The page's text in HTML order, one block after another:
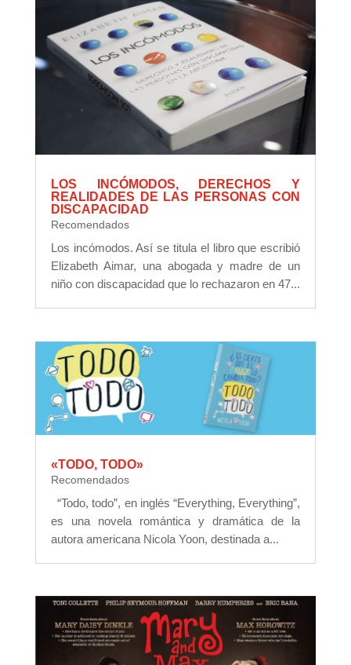
LOS INCÓMODOS, DERECHOS Y
REALIDADES DE LAS PERSONAS CON
DISCAPACIDAD
Recomendados
Los incómodos. Así se titula el libro que escribió
Elizabeth Aimar, una abogada y madre de un
niño con discapacidad que lo rechazaron en 47...
«TODO, TODO»
Recomendados
“Todo, todo”, en inglés “Everything, Everything”,
es una novela romántica y dramática de la
autora americana Nicola Yoon, destinada a...